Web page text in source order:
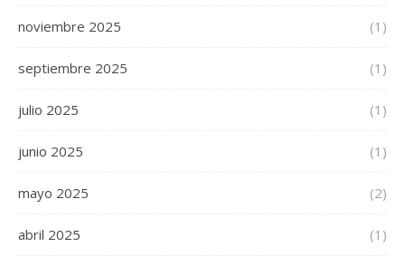
noviembre 2025 (1)
septiembre 2025 (1)
julio 2025 (1)
junio 2025 (1)
mayo 2025 (2)
abril 2025 (1)